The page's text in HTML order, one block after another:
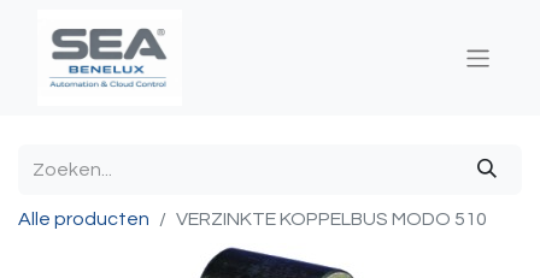
Alle producten VERZINKTE KOPPELBUS MODO 510